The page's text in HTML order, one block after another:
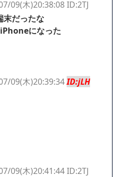
09(木)20:38:08 ID:2TJ
だったな
になった
09(木)20:39:34ID:jLH
09(木)20:41:44 ID:2TJ